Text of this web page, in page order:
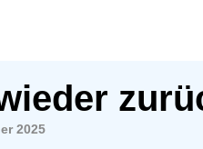
2025